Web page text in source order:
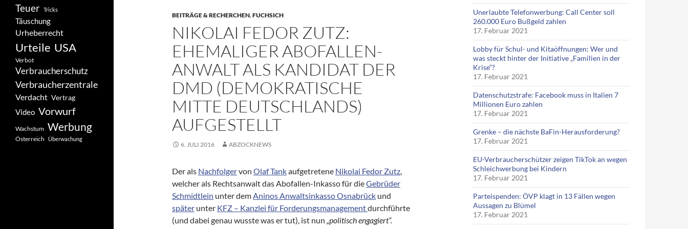
BEITRÄGE & RECHERCHEN,FUCHSICH
NIKOLAI FEDOR ZUTZ:
EHEMALIGER ABOFALLEN-
ANWALT ALS KANDIDAT DER
DMD (DEMOKRATISCHE
MITTE DEUTSCHLANDS)
AUFGESTELLT
6. JULI 2016 ABZOCKNEWS
Der als Nachfolgervon Olaf Tankaufgetretene Nikolai Fedor Zutz,
welcher als Rechtsanwalt das Abofallen-Inkasso für dieGebrüder
Schmidtlein unter demAninos Anwaltsinkasso Osnabrück und
später unter KFZ – Kanzlei für Forderungsmanagementdurchführte
(und dabei genau wusste was er tut), ist nun „politisch engagiert“.
Unerlaubte Telefonwerbung: Call Center soll
260.000 Euro Bußgeld zahlen
17. Februar 2021
Lobby für Schul- und Kitaöffnungen: Wer und
was steckt hinter der Initiative „Familien in der
Krise“?
17. Februar 2021
Datenschutzstrafe: Facebook muss in Italien 7
Millionen Euro zahlen
17. Februar 2021
Grenke – die nächste BaFin-Herausforderung?
17. Februar 2021
EU-Verbraucherschützer zeigen TikTok an wegen
Schleichwerbung bei Kindern
17. Februar 2021
Parteispenden: ÖVP klagt in 13 Fällen wegen
Aussagen zu Blümel
17. Februar 2021
Teuer Tricks
Täuschung
Urheberrecht
Urteile USA
Verbot
Verbraucherschutz
Verbraucherzentrale
Verdacht Vertrag
Video Vorwurf
Wachstum Werbung
Österreich Überwachung